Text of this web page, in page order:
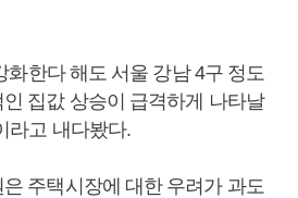
화한다 해도 서울 강남 4구 정도
집값 상승이 급격하게 나타날
라고 내다봤다.
주택시장에 대한 우려가 과도